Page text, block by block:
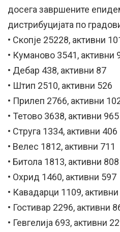
досега завршените
дистрибуцијата по
• Скопје 25228, активни
• Куманово 3541, активни
• Дебар 438, активни 87
• Штип 2510, активни 526
• Прилеп 2766, активни
• Тетово 3638, активни 965
• Струга 1334, активни 406
• Велес 1812, активни 711
• Битола 1813, активни 808
• Охрид 1460, активни 597
• Кавадарци 1109,
• Гостивар 2296, активни
• Гевгелија 693, активни